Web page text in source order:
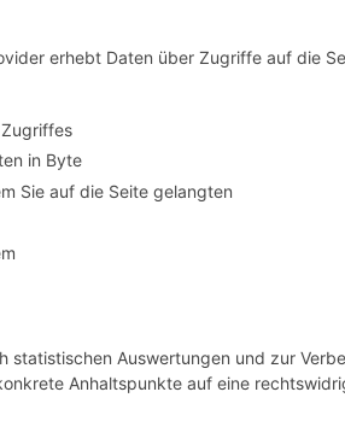
erhebt Daten über Zugriffe auf die
in Byte
Sie auf die Seite gelangten
statistischen Auswertungen und zur
Anhaltspunkte auf eine